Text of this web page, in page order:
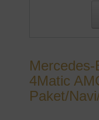
4Matic
Paket/